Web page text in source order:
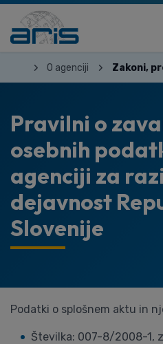
O agenciji Zakoni,
Pravilni o
osebnih
agenciji za
dejavnost
Slovenije
Podatki o splošnem aktu in
Številka: 007-8/2008-1,